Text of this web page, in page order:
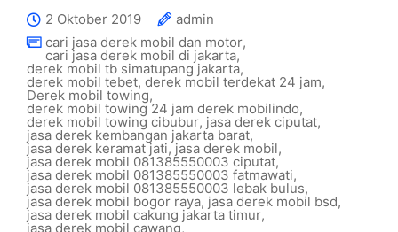
2 Oktober 2019
admin
cari jasa derek mobil dan motor,
cari jasa derek mobil di jakarta,
derek mobil tb simatupang jakarta,
derek mobil tebet, derek mobil terdekat 24 jam,
Derek mobil towing,
derek mobil towing 24 jam derek mobilindo,
derek mobil towing cibubur, jasa derek ciputat,
jasa derek kembangan jakarta barat,
jasa derek keramat jati,jasa derek mobil,
jasa derek mobil 081385550003 ciputat,
jasa derek mobil 081385550003 fatmawati,
jasa derek mobil 081385550003 lebak bulus,
jasa derek mobil bogor raya, jasa derek mobil bsd,
jasa derek mobil cakung jakarta timur,
jasa derek mobil cawang,